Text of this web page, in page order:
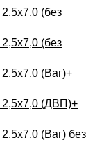
(без
(без
(Ваг)+
2,5х7,0 (ДВП)+
(Ваг) без